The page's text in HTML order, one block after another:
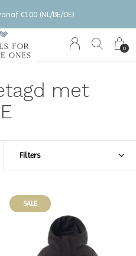
0
€100 (NL/BE/DE)
met
Filters
SALE